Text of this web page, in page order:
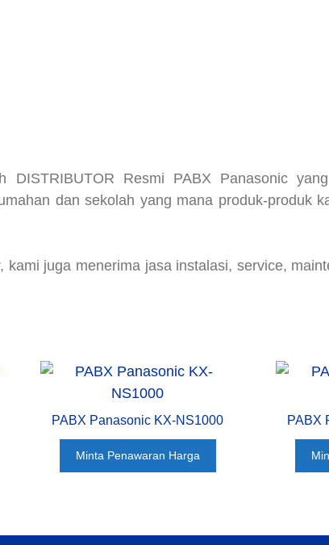
DISTRIBUTOR Resmi PABX Panasonic
dan sekolah yang mana produk-produk
kami juga menerima jasa instalasi, service,
PABX Panasonic KX-NS1000
Minta Penawaran Harga
PABX